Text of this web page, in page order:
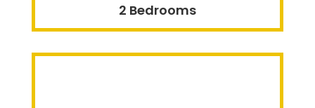
2 Bedrooms